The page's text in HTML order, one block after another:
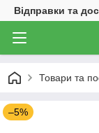
Відправки та
Товари та
–5%